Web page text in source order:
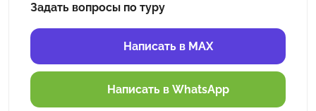
Задать вопросы по туру
Написать в MAX
Написать в WhatsApp